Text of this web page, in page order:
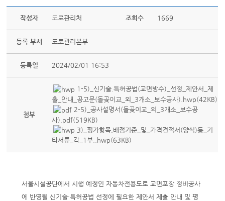
작성자 도로관리처 조회수 1669
등록 부서 도로관리본부
등록일 2024/02/01 16:53
첨부
1-5)_신기술.특허공법(교면방수)_선정_제안서_제
출_안내_공고문(돌곶이교_외_3개소_보수공사).hwp(42KB)
2-5)_공사설명서(돌곶이교_외_3개소_보수공
사).pdf(519KB)
3)_평가항목,배점기준_및_가격견적서(양식)등_기
타서류_각_1부..hwp(63KB)
서울시설공단에서 시행 예정인 자동차전용도로 교면포장 정비공사
에 반영될 신기술·특허공법 선정에 필요한 제안서 제출 안내 및 평